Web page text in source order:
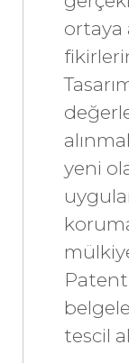
ortaya
yeni
Patent
tescil